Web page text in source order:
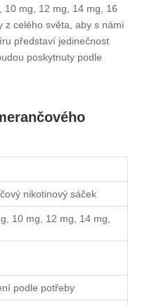
10 mg, 12 mg, 14 mg, 16
z celého světa, aby s námi
představí jedinečnost
poskytnuty podle
nikotinový sáček
10 mg, 12 mg, 14 mg,
podle potřeby